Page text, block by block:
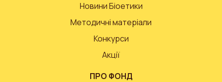
Новини Біоетики
Методичні матеріали
Конкурси
Акції
ПРО ФОНД